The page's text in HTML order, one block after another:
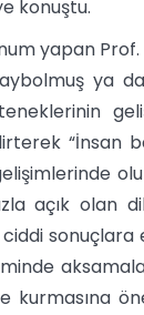
konuştu.
yapan
ya
“İnsan
açık olan
sonuçlara
kurmasına